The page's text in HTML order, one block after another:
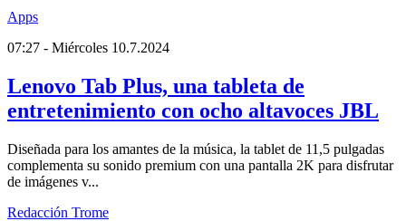
Apps
07:27 - Miércoles 10.7.2024
Lenovo Tab Plus, una tableta de
entretenimiento con ocho altavoces JBL
Diseñada para los amantes de la música, la tablet de 11,5 pulgadas
complementa su sonido premium con una pantalla 2K para disfrutar
de imágenes v...
Redacción Trome